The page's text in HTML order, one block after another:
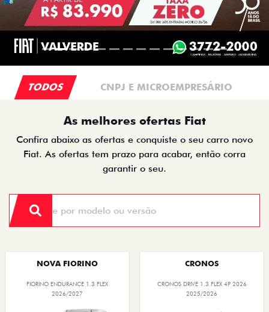
TODOS CNPJ E MICROEMPRESÁRIO
As melhores ofertas Fiat
Confira abaixo as ofertas e conquiste o seu carro novo
Fiat. As ofertas tem prazo para acabar, então corra
garantir o seu.
NOVA FIORINO
FIORINO ENDURANCE 1.3 FLEX
2026/2027
CRONOS
CRONOS DRIVE 1.3 FLEX 4P 2026
2025/2026